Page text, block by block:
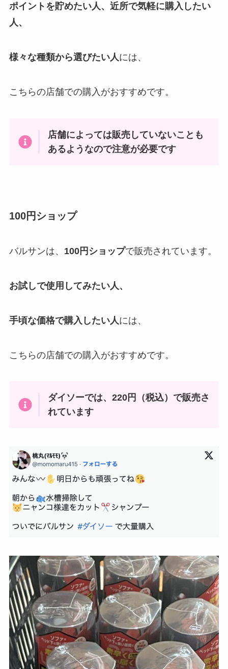
ポイントを貯めたい人、近所で気軽に購入したい
人、
様々な種類から選びたい人には、
こちらの店舗での購入がおすすめです。
店舗によっては販売していないことも
あるようなので注意が必要です
100円ショップ
バルサンは、 100円ショップで販売されています。
お試しで使用してみたい人、
手頃な価格で購入したい人 には、
こちらの店舗での購入がおすすめです。
ダイソーでは、220円（税込）で販売さ
れています